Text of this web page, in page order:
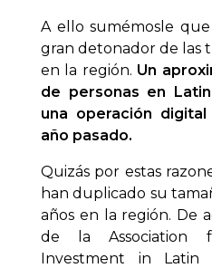
A ello sumémosle
gran detonador de las
en la región. Un
de personas en
una operación
año pasado.
Quizás por estas
han duplicado su
años en la región. De
de la Association
Investment in Latin